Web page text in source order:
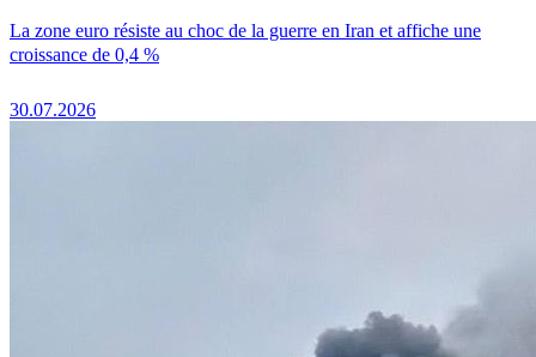
La zone euro résiste au choc de la guerre en Iran et affiche une
croissance de 0,4 %
30.07.2026